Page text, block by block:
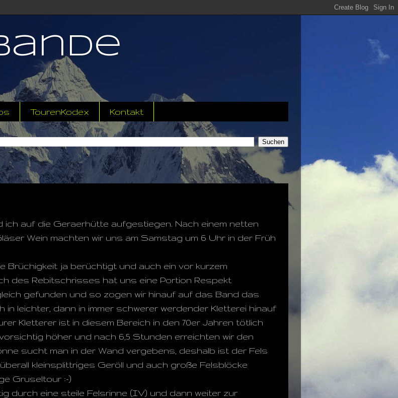
TourenKodex Kontakt
ich auf die Geraerhütte aufgestiegen. Nach einem netten
Wein machten wir uns am Samstag um 6 Uhr in der Früh
Brüchigkeit ja berüchtigt und auch ein vor kurzem
des Rebitschrisses hat uns eine Portion Respekt
gefunden und so zogen wir hinauf auf das Band das
in leichter, dann in immer schwerer werdender Kletterei hinauf
Kletterer ist in diesem Bereich in den 70er Jahren tötlich
höher und nach 6,5 Stunden erreichten wir den
sucht man in der Wand vergebens, deshalb ist der Fels
kleinsplittriges Geröll und auch große Felsblöcke
Gruseltour :-)
durch eine steile Felsrinne (IV) und dann weiter zur